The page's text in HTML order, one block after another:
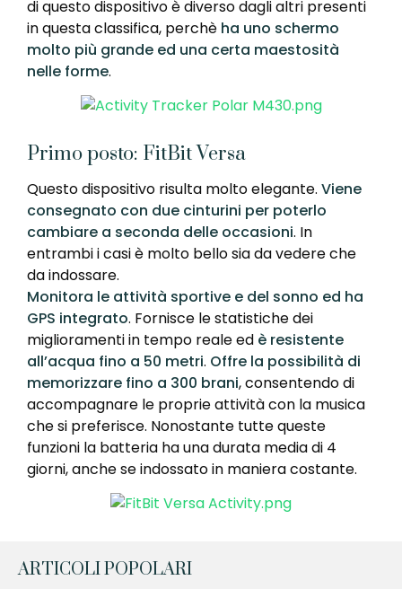
di questo dispositivo è diverso dagli altri presenti
in questa classifica, perchè ha uno schermo
molto più grande ed una certa maestosità
nelle forme.
Primo posto: FitBit Versa
Questo dispositivo risulta molto elegante. Viene
consegnato con due cinturini per poterlo
cambiare a seconda delle occasioni. In
entrambi i casi è molto bello sia da vedere che
da indossare.
Monitora le attività sportive e del sonno ed ha
GPS integrato. Fornisce le statistiche dei
miglioramenti in tempo reale ed è resistente
all’acqua fino a 50 metri. Offre la possibilità di
memorizzare fino a 300 brani, consentendo di
accompagnare le proprie attività con la musica
che si preferisce. Nonostante tutte queste
funzioni la batteria ha una durata media di 4
giorni, anche se indossato in maniera costante.
ARTICOLI POPOLARI